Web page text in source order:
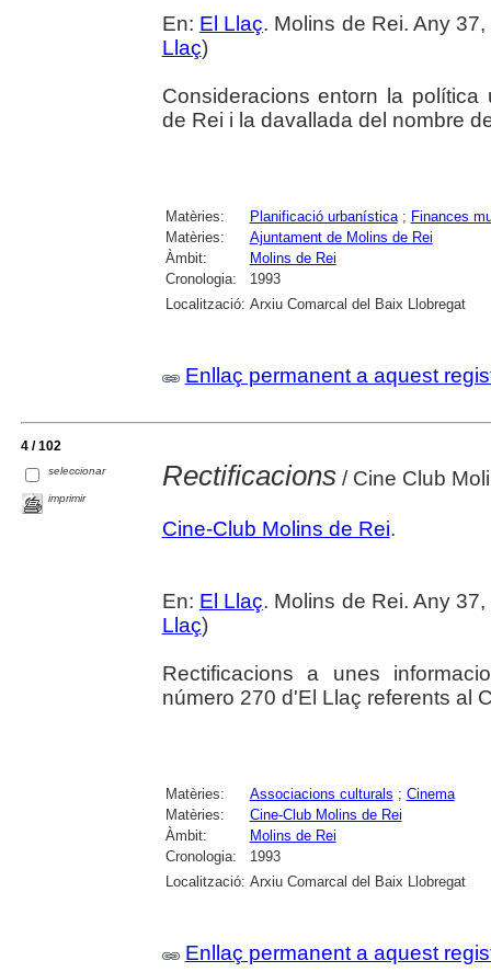
En: El Llaç. Molins de Rei. Any
Llaç)
Consideracions entorn la
de Rei i la davallada del nombre
Matèries: Planificació urbanística; Finances
Matèries:
Ajuntament de Molins de Rei
Àmbit:
Molins de Rei
Cronologia:
1993
Localització: Arxiu Comarcal del Baix Llobregat
Enllaç permanent a aquest
4 / 102
seleccionar
imprimir
Rectificacions/ Cine Club
Cine-Club Molins de Rei.
En: El Llaç. Molins de Rei. Any
Llaç)
Rectificacions a unes
número 270 d'El Llaç referents al
Matèries: Associacions culturals ; Cinema
Matèries:
Cine-Club Molins de Rei
Àmbit:
Molins de Rei
Cronologia:
1993
Localització: Arxiu Comarcal del Baix Llobregat
Enllaç permanent a aquest